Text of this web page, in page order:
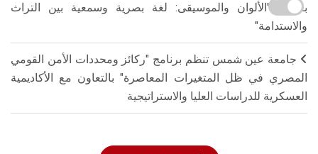
بعنوان "الألوان والموسيقى: لغة بصرية وسمعية بين التراث
والاستدامة"
جامعة عين شمس تنظم برنامج "ركائز ومحددات الأمن القومي
المصري في ظل المتغيرات المعاصرة" بالتعاون مع الأكاديمية
العسكرية للدراسات العليا والاستراتيجية